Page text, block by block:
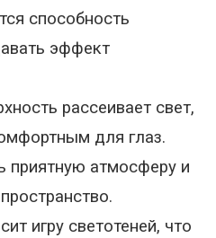
способность
эффект
рассеивает свет,
для глаз.
приятную атмосферу и
игру светотеней, что